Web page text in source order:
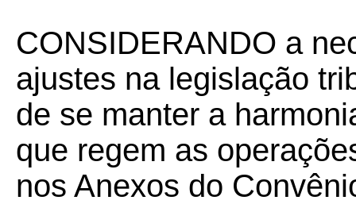
CONSIDERANDO a
ajustes na legislação
de se manter a
que regem as
nos Anexos do